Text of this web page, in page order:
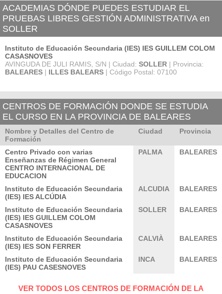
ACADEMIAS DÓNDE PUEDES ESTUDIAR EL
PRUEBAS LIBRES GESTIÓN ADMINISTRATIVA en
SOLLER
Instituto de Educación Secundaria (IES) IES GUILLEM COLOM
CASASNOVES
AVINGUDA DE JULI RAMIS, S/N | Ciudad: SOLLER | Provincia:
BALEARES | ILLES BALEARS | Código Postal: 07100
CENTROS DE FORMACIÓN DONDE SE ESTUDIA
EL CURSO EN LA PROVINCIA DE BALEARES
Nombre y Detalles del Centro de
Formación
Ciudad Provincia
Centro Privado con varias
Enseñanzas de Régimen General
CENTRO INTERNACIONAL DE
EDUCACION
PALMA BALEARES
Instituto de Educación Secundaria
(IES) IES ALCÚDIA
ALCUDIA BALEARES
Instituto de Educación Secundaria
(IES) IES GUILLEM COLOM
CASASNOVES
SOLLER BALEARES
Instituto de Educación Secundaria
(IES) IES SON FERRER
CALVIÀ BALEARES
Instituto de Educación Secundaria
(IES) PAU CASESNOVES
INCA BALEARES
VER TODOS LOS CENTROS DE FORMACIÓN DE LA